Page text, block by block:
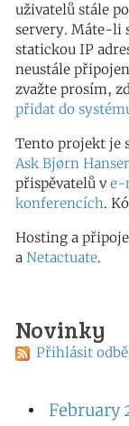
uživatelů stále
servery. Máte-li
statickou IP
neustále
zvažte prosím,
přidat do
Tento projekt je
Ask Bjørn
přispěvatelů ve-
konferencích.
Hosting a
a Netactuate.
Novinky
Přihlásit
February